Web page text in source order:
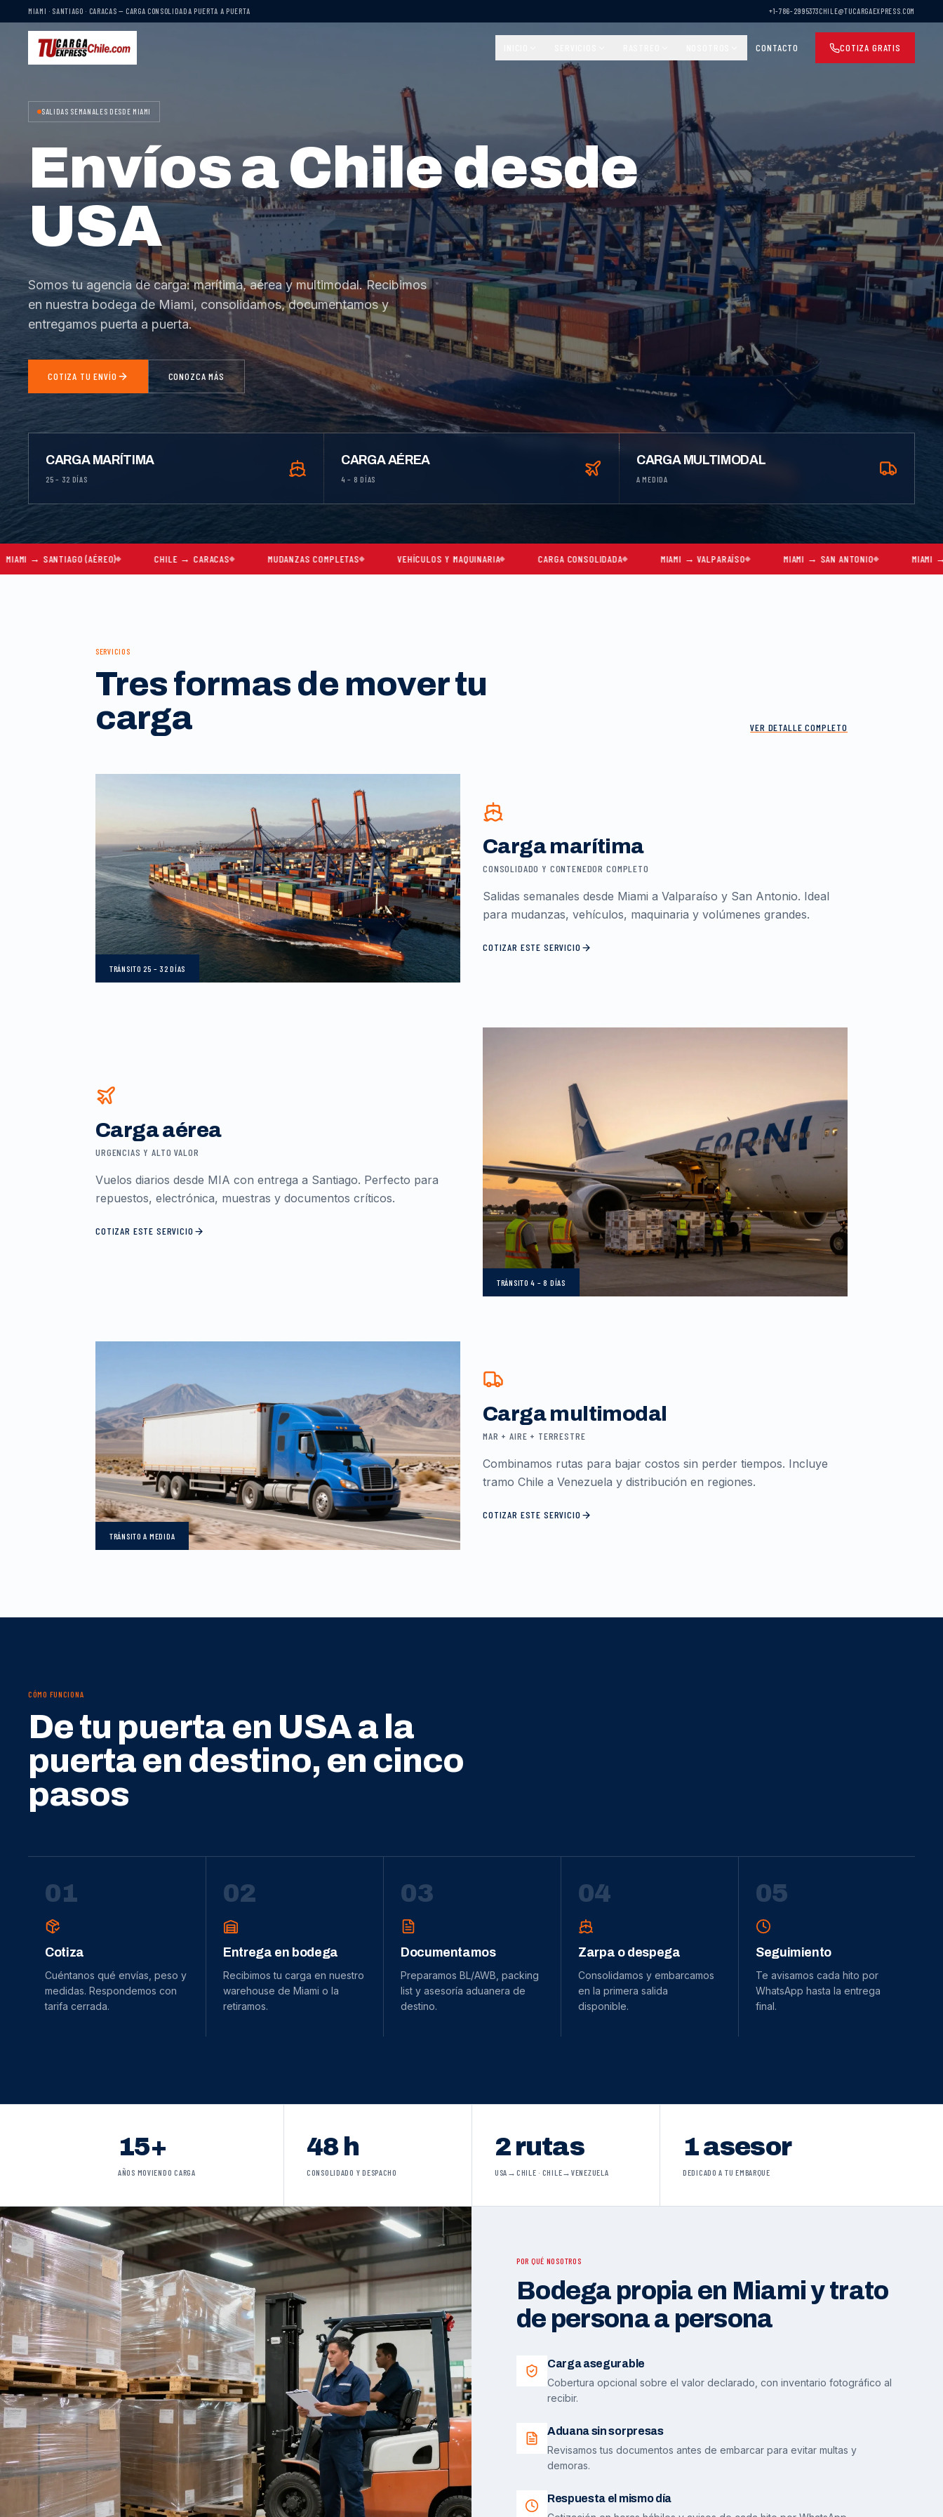
MIAMI · SANTIAGO · CARACAS — CARGA CONSOLIDADA PUERTA A PUERTA +1-786-2995373CHILE@TUCARGAEXPRESS.COM
CONTACTO COTIZA GRATIS
SALIDAS SEMANALES DESDE MIAMI
Envíos a Chile desde
USA
Somos tu agencia de carga: marítima, aérea y multimodal. Recibimos
en nuestra bodega de Miami, consolidamos, documentamos y
entregamos puerta a puerta.
COTIZA TU ENVÍO CONOZCA MÁS
CARGA MARÍTIMA
25 – 32 DÍAS
CARGA AÉREA
4 – 8 DÍAS
CARGA MULTIMODAL
A MEDIDA
(AÉREO) CHILE → CARACAS MUDANZAS COMPLETAS VEHÍCULOS Y MAQUINARIA CARGA CONSOLIDADA MIAMI → VALPARAÍSO MIAMI → SAN ANTONIO MIAMI → SANTIAGO
SERVICIOS
Tres formas de mover tu
carga
VER DETALLE COMPLETO
TRÁNSITO 25 – 32 DÍAS
Carga marítima
CONSOLIDADO Y CONTENEDOR COMPLETO
Salidas semanales desde Miami a Valparaíso y San Antonio. Ideal
para mudanzas, vehículos, maquinaria y volúmenes grandes.
COTIZAR ESTE SERVICIO
TRÁNSITO4 – 8 DÍAS
Carga aérea
URGENCIAS Y ALTO VALOR
Vuelos diarios desde MIA con entrega a Santiago. Perfecto para
repuestos, electrónica, muestras y documentos críticos.
COTIZAR ESTE SERVICIO
TRÁNSITOA MEDIDA
Carga multimodal
MAR + AIRE + TERRESTRE
Combinamos rutas para bajar costos sin perder tiempos. Incluye
tramo Chile a Venezuela y distribución en regiones.
COTIZAR ESTE SERVICIO
CÓMO FUNCIONA
De tu puerta en USA a la
puerta en destino, en cinco
pasos
01
Cotiza
Cuéntanos qué envías, peso y
medidas. Respondemos con
tarifa cerrada.
02
Entrega en bodega
Recibimos tu carga en nuestro
warehouse de Miami o la
retiramos.
03
Documentamos
Preparamos BL/AWB, packing
list y asesoría aduanera de
destino.
04
Zarpa o despega
Consolidamos y embarcamos
en la primera salida
disponible.
05
Seguimiento
Te avisamos cada hito por
WhatsApp hasta la entrega
final.
15+
AÑOS MOVIENDO CARGA
48 h
CONSOLIDADO Y DESPACHO
2 rutas
USA→CHILE · CHILE→VENEZUELA
1 asesor
DEDICADO A TU EMBARQUE
POR QUÉ NOSOTROS
Bodega propia en Miami y trato
de persona a persona
Carga asegurable
Cobertura opcional sobre el valor declarado, con inventario fotográfico al
recibir.
Aduana sin sorpresas
Revisamos tus documentos antes de embarcar para evitar multas y
demoras.
Respuesta el mismo día